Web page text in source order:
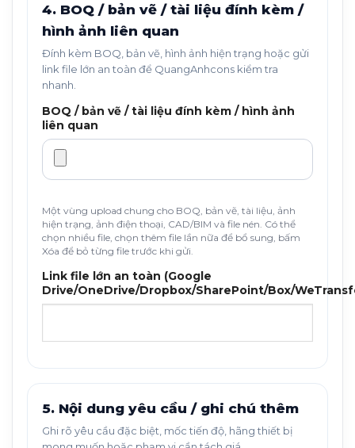
4. BOQ / bản vẽ / tài liệu đính kèm /
hình ảnh liên quan
Đính kèm BOQ, bản vẽ, hình ảnh hiện trạng hoặc gửi
link file lớn an toàn để QuangAnhcons kiểm tra
nhanh.
BOQ / bản vẽ / tài liệu đính kèm / hình ảnh
liên quan
Một vùng upload chung cho BOQ, bản vẽ, tài liệu, ảnh
hiện trạng, ảnh điện thoại, CAD/BIM và file nén. Có thể
chọn nhiều file, chọn thêm file lần nữa để bổ sung, bấm
Xóa để bỏ từng file trước khi gửi.
Link file lớn an toàn (Google
Drive/OneDrive/Dropbox/SharePoint/Box/
5. Nội dung yêu cầu / ghi chú thêm
Ghi rõ yêu cầu đặc biệt, mốc tiến độ, hãng thiết bị